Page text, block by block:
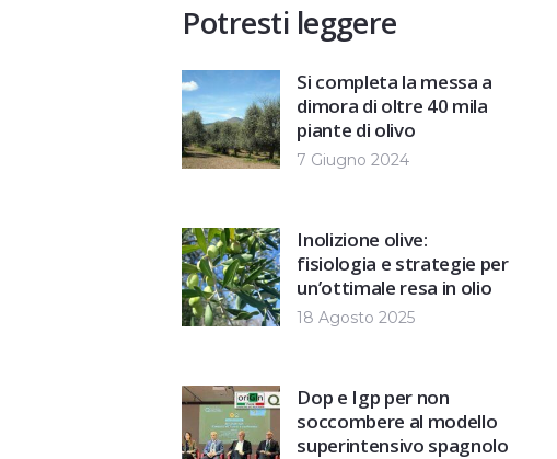
Potresti leggere
Si completa la messa a
dimora di oltre 40 mila
piante di olivo
7 Giugno 2024
Inolizione olive:
fisiologia e strategie per
un’ottimale resa in olio
18 Agosto 2025
Dop e Igp per non
soccombere al modello
superintensivo spagnolo